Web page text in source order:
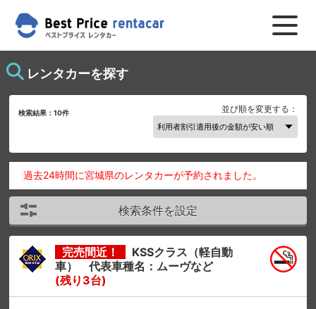
レンタカーを探す
検索結果：10件 並び順を変更する：
過去24時間に宮城県のレンタカーが予約されました。
検索条件を設定
完売間近！
KSSクラス（軽自動
車） 代表車種名：ムーヴなど
(残り3台)